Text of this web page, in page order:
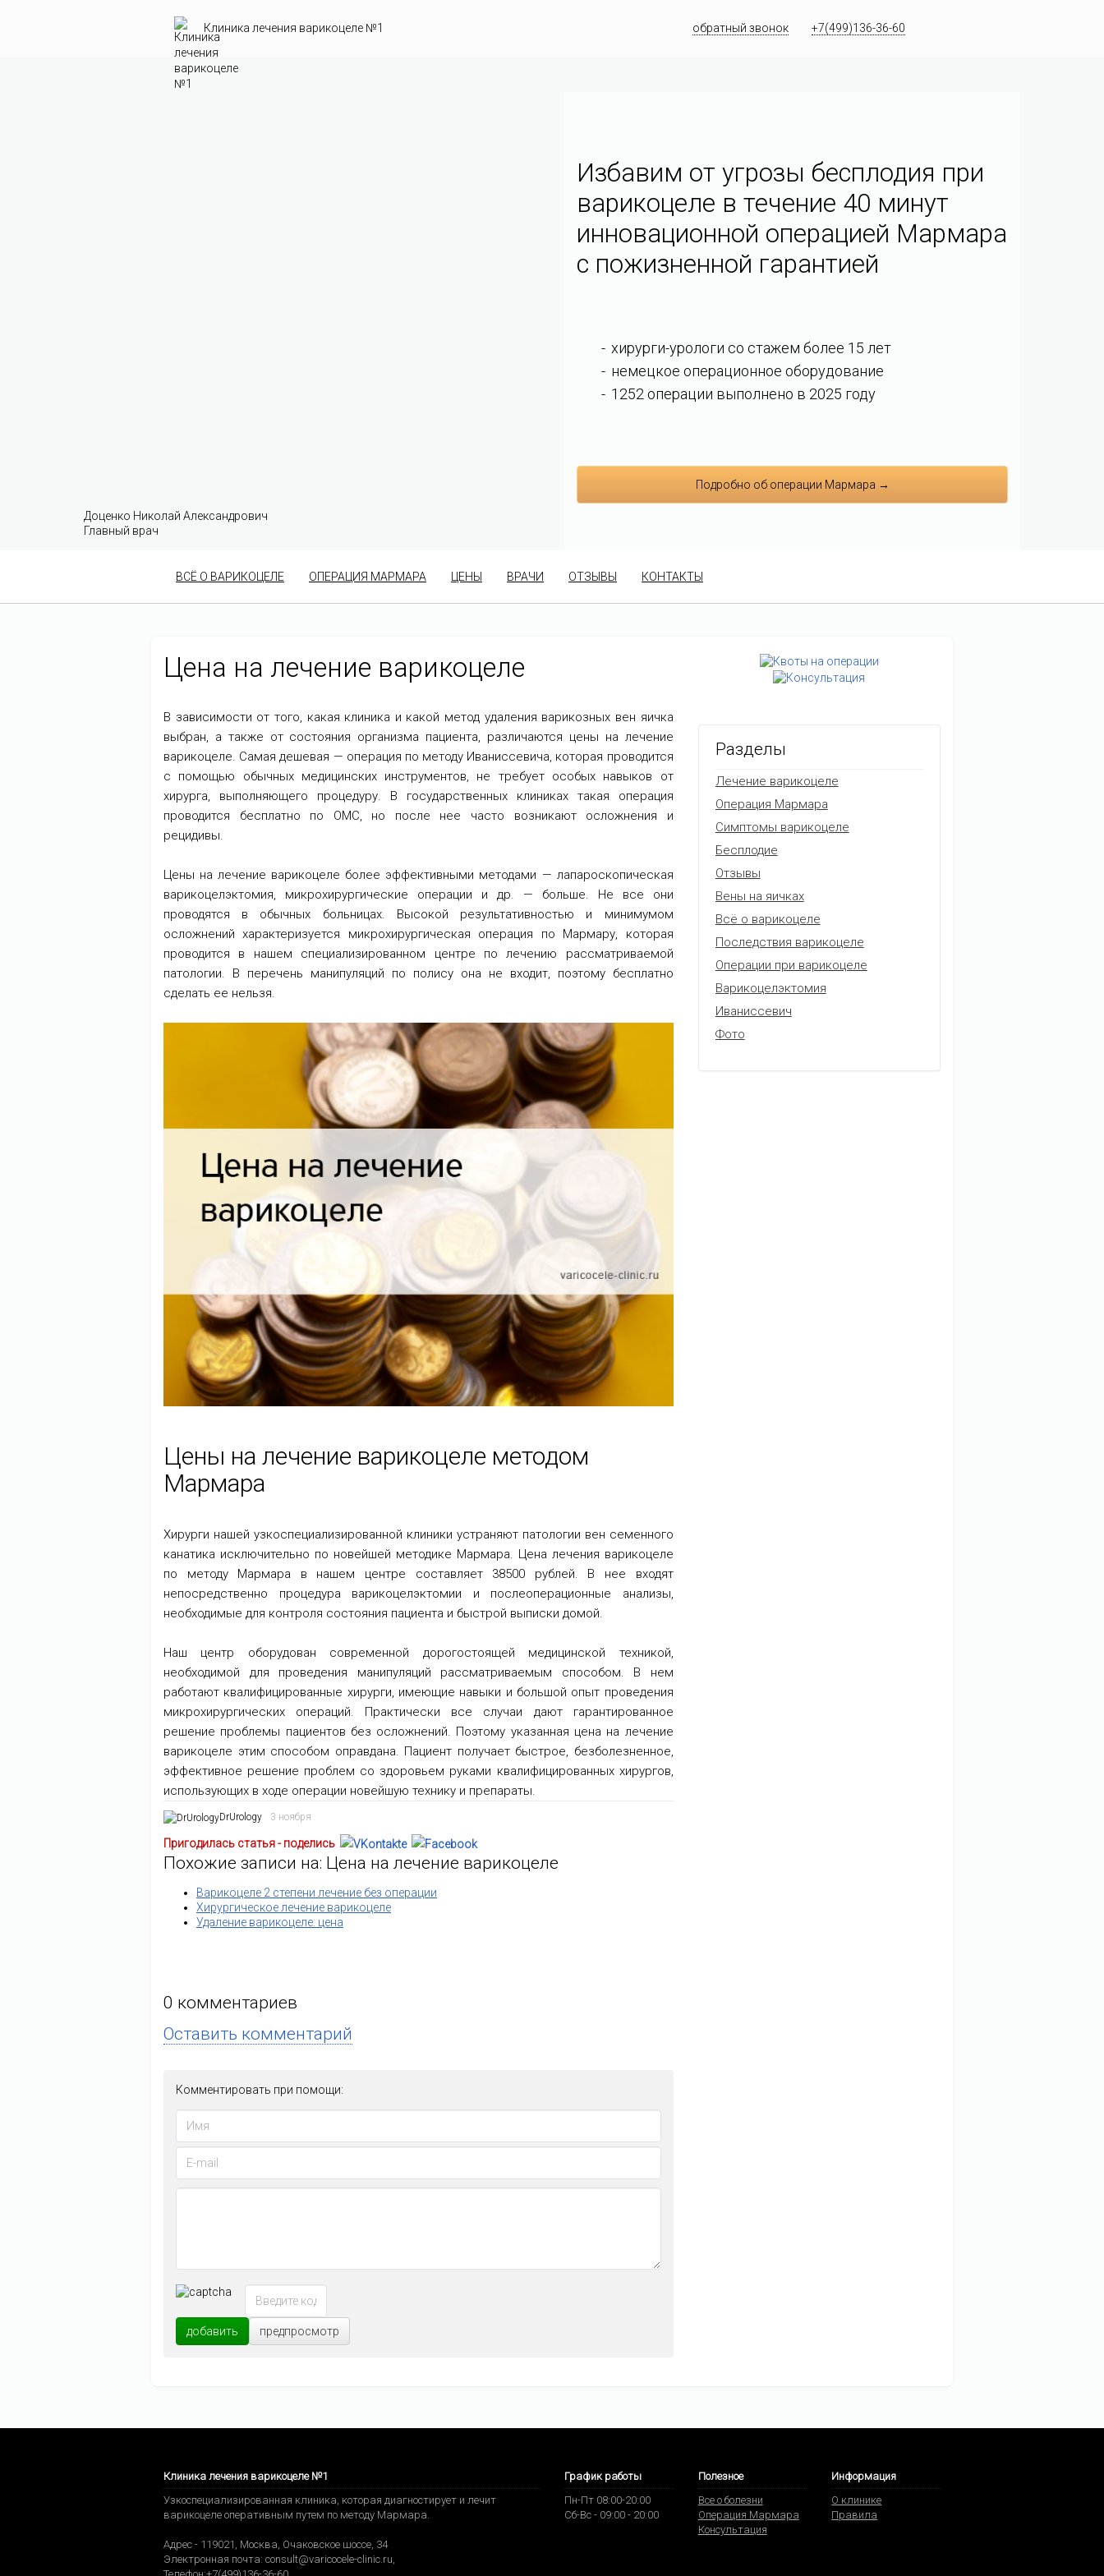
Клиника лечения варикоцеле №1 обратный звонок +7(499)136-36-60
Избавим от угрозы бесплодия при
варикоцеле в течение 40 минут
инновационной операцией Мармара
c пожизненной гарантией
хирурги-урологи со стажем более 15 лет
немецкое операционное оборудование
1252 операции выполнено в 2025 году
Подробно об операции Мармара →
Доценко Николай Александрович
Главный врач
ВСЁ О ВАРИКОЦЕЛЕ ОПЕРАЦИЯ МАРМАРА ЦЕНЫ ВРАЧИ ОТЗЫВЫ КОНТАКТЫ
Цена на лечение варикоцеле
В зависимости от того, какая клиника и какой метод удаления варикозных вен яичка
выбран, а также от состояния организма пациента, различаются цены на лечение
варикоцеле. Самая дешевая — операция по методу Иваниссевича, которая проводится
с помощью обычных медицинских инструментов, не требует особых навыков от
хирурга, выполняющего процедуру. В государственных клиниках такая операция
проводится бесплатно по ОМС, но после нее часто возникают осложнения и
рецидивы.
Цены на лечение варикоцеле более эффективными методами — лапароскопическая
варикоцелэктомия, микрохирургические операции и др. — больше. Не все они
проводятся в обычных больницах. Высокой результативностью и минимумом
осложнений характеризуется микрохирургическая операция по Мармару, которая
проводится в нашем специализированном центре по лечению рассматриваемой
патологии. В перечень манипуляций по полису она не входит, поэтому бесплатно
сделать ее нельзя.
Цены на лечение варикоцеле методом
Мармара
Хирурги нашей узкоспециализированной клиники устраняют патологии вен семенного
канатика исключительно по новейшей методике Мармара. Цена лечения варикоцеле
по методу Мармара в нашем центре составляет 38500 рублей. В нее входят
непосредственно процедура варикоцелэктомии и послеоперационные анализы,
необходимые для контроля состояния пациента и быстрой выписки домой.
Наш центр оборудован современной дорогостоящей медицинской техникой,
необходимой для проведения манипуляций рассматриваемым способом. В нем
работают квалифицированные хирурги, имеющие навыки и большой опыт проведения
микрохирургических операций. Практически все случаи дают гарантированное
решение проблемы пациентов без осложнений. Поэтому указанная цена на лечение
варикоцеле этим способом оправдана. Пациент получает быстрое, безболезненное,
эффективное решение проблем со здоровьем руками квалифицированных хирургов,
использующих в ходе операции новейшую технику и препараты.
DrUrology 3 ноября
Пригодилась статья - поделись
Похожие записи на: Цена на лечение варикоцеле
Варикоцеле 2 степени лечение без операции
Хирургическое лечение варикоцеле
Удаление варикоцеле: цена
0 комментариев
Оставить комментарий
Комментировать при помощи:
добавить предпросмотр
Разделы
Лечение варикоцеле
Операция Мармара
Симптомы варикоцеле
Бесплодие
Отзывы
Вены на яичках
Всё о варикоцеле
Последствия варикоцеле
Операции при варикоцеле
Варикоцелэктомия
Иваниссевич
Фото
Клиника лечения варикоцеле №1
Узкоспециализированная клиника, которая диагностирует и лечит
варикоцеле оперативным путем по методу Мармара.
Адрес - 119021 Москва Очаковское шоссе, 34
Электронная почта: consult@varicocele-clinic.ru
График работы
Пн-Пт 08:00-20:00
Сб-Вс - 09:00 - 20:00
Полезное
Все о болезни
Операция Мармара
Консультация
Информация
О клинике
Правила